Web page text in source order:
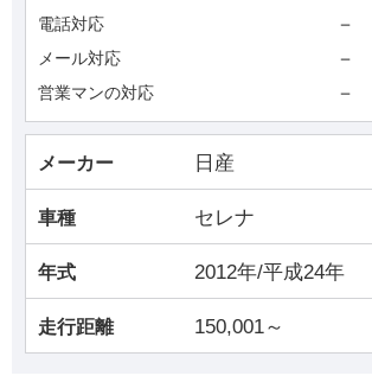
電話対応 －
メール対応 －
営業マンの対応 －
メーカー 日産
車種 セレナ
年式 2012年/平成24年
走行距離 150,001～